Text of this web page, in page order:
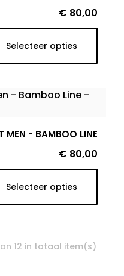
Prijs
€ 80,00
Selecteer opties
MEN - BAMBOO LINE
Prijs
€ 80,00
Selecteer opties
12 in totaal item(s)